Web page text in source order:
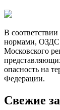
В
нормами, ОЗДС
Московского
опасность на
Федерации.
Свежие